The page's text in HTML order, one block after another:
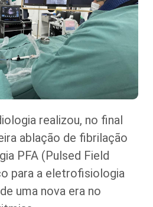
realizou, no final
ablação de fibrilação
PFA (Pulsed Field
para a eletrofisiologia
uma nova era no